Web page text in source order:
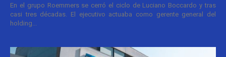
En el grupo Roemmers se cerró el ciclo de Luciano Boccardo y tras
casi tres décadas. El ejecutivo actuaba como gerente general del
holding...